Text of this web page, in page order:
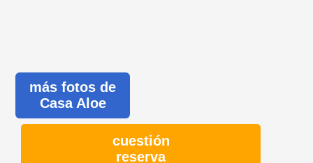
más fotos de
Casa Aloe
cuestión
reserva